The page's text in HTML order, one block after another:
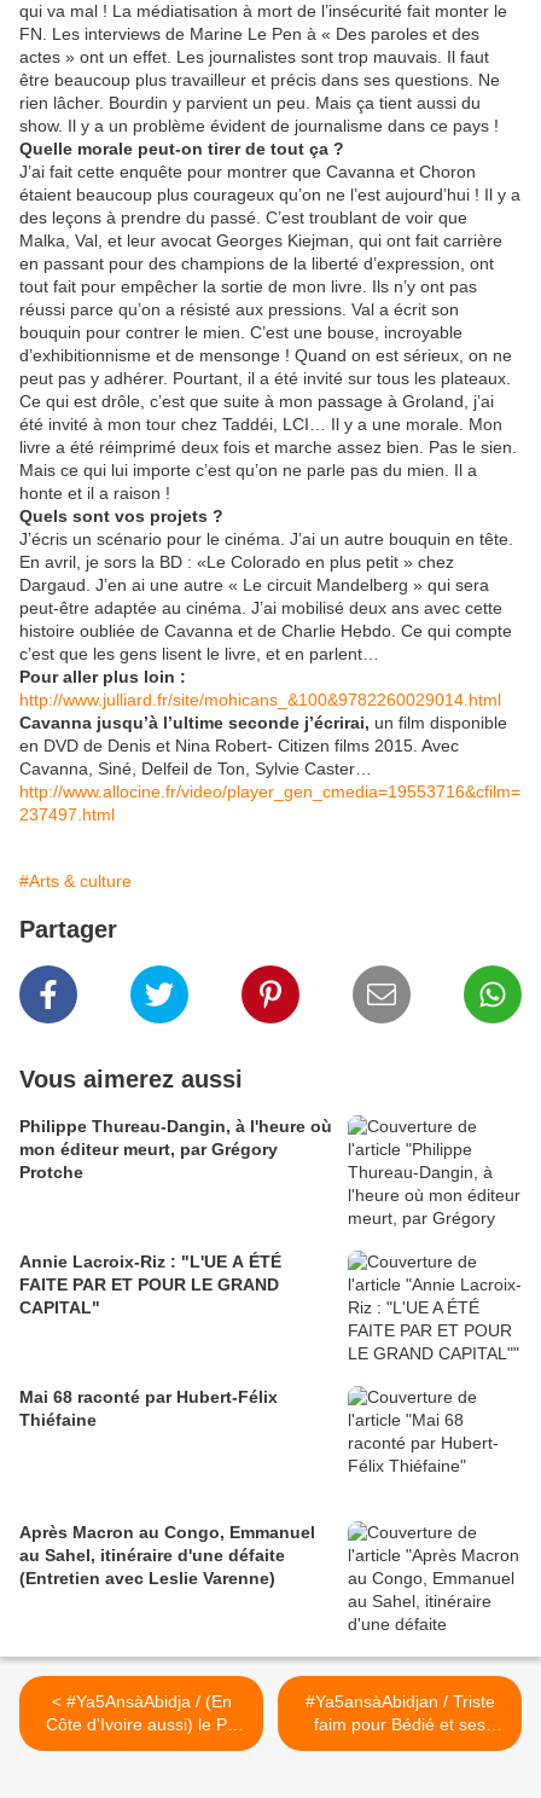
qui va mal ! La médiatisation à mort de l’insécurité fait monter le
FN. Les interviews de Marine Le Pen à « Des paroles et des
actes » ont un effet. Les journalistes sont trop mauvais. Il faut
être beaucoup plus travailleur et précis dans ses questions. Ne
rien lâcher. Bourdin y parvient un peu. Mais ça tient aussi du
show. Il y a un problème évident de journalisme dans ce pays !
Quelle morale peut-on tirer de tout ça ?
J’ai fait cette enquête pour montrer que Cavanna et Choron
étaient beaucoup plus courageux qu’on ne l’est aujourd’hui ! Il y a
des leçons à prendre du passé. C’est troublant de voir que
Malka, Val, et leur avocat Georges Kiejman, qui ont fait carrière
en passant pour des champions de la liberté d’expression, ont
tout fait pour empêcher la sortie de mon livre. Ils n’y ont pas
réussi parce qu’on a résisté aux pressions. Val a écrit son
bouquin pour contrer le mien. C’est une bouse, incroyable
d’exhibitionnisme et de mensonge ! Quand on est sérieux, on ne
peut pas y adhérer. Pourtant, il a été invité sur tous les plateaux.
Ce qui est drôle, c’est que suite à mon passage à Groland, j’ai
été invité à mon tour chez Taddéi, LCI… Il y a une morale. Mon
livre a été réimprimé deux fois et marche assez bien. Pas le sien.
Mais ce qui lui importe c’est qu’on ne parle pas du mien. Il a
honte et il a raison !
Quels sont vos projets ?
J’écris un scénario pour le cinéma. J’ai un autre bouquin en tête.
En avril, je sors la BD : «Le Colorado en plus petit » chez
Dargaud. J’en ai une autre « Le circuit Mandelberg » qui sera
peut-être adaptée au cinéma. J’ai mobilisé deux ans avec cette
histoire oubliée de Cavanna et de Charlie Hebdo. Ce qui compte
c’est que les gens lisent le livre, et en parlent…
Pour aller plus loin :
http://www.julliard.fr/site/mohicans_&100&9782260029014.html
Cavanna jusqu’à l’ultime seconde j’écrirai, un film disponible
en DVD de Denis et Nina Robert- Citizen films 2015. Avec
Cavanna, Siné, Delfeil de Ton, Sylvie Caster…
http://www.allocine.fr/video/player_gen_cmedia=19553716&cfilm=
237497.html
#Arts & culture
Partager
Vous aimerez aussi
Philippe Thureau-Dangin, à l'heure où
mon éditeur meurt, par Grégory
Protche
Annie Lacroix-Riz : "L'UE A ÉTÉ
FAITE PAR ET POUR LE GRAND
CAPITAL"
Mai 68 raconté par Hubert-Félix
Thiéfaine
Après Macron au Congo, Emmanuel
au Sahel, itinéraire d'une défaite
(Entretien avec Leslie Varenne)
< #Ya5AnsàAbidja / (En
Côte d'Ivoire aussi) le PS
trahit ses engagements...
#Ya5ansàAbidjan / Triste
faim pour Bédié et ses
copains obligés de manger